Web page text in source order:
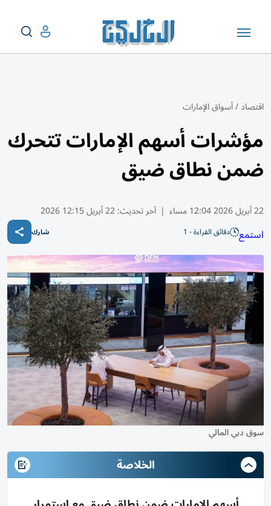
اقتصاد/أسواق الإمارات
مؤشرات أسهم الإمارات تتحرك
ضمن نطاق ضيق
22 أبريل 2026 12:04 مساء | آخر تحديث:22 أبريل 12:15 2026
استمع دقائق القراءة - 1 شارك
سوق دبي المالي
الخلاصة